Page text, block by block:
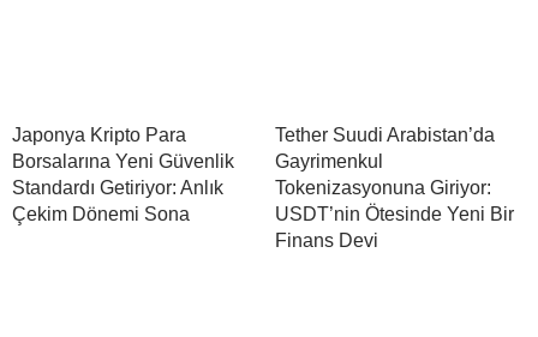
Japonya Kripto Para
Borsalarına Yeni Güvenlik
Standardı Getiriyor: Anlık
Çekim Dönemi Sona
Tether Suudi Arabistan’da
Gayrimenkul
Tokenizasyonuna Giriyor:
USDT’nin Ötesinde Yeni Bir
Finans Devi